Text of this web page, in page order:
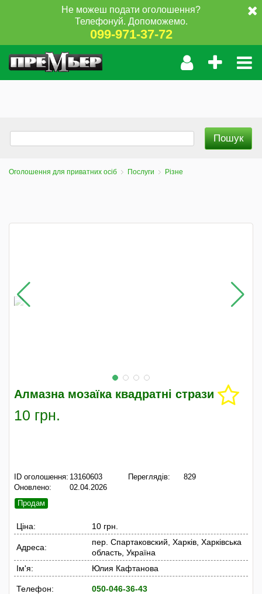
Не можеш подати оголошення?
Телефонуй. Допоможемо.
099-971-37-72
Оголошення для приватних осіб Послуги Різне
Алмазна мозаїка квадратні стрази
10 грн.
ID оголошення: 13160603
Оновлено:
02.04.2026
Переглядів: 829
Продам
Ціна: 10 грн.
Адреса:
пер. Спартаковский, Харків, Харківська
область, Україна
Ім'я:
Юлия Кафтанова
Телефон: 050-046-36-43